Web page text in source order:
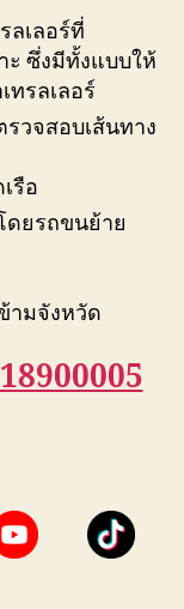
ลเลอร์ที่
ะ ซึ่งมีทั้งแบบให้
ทรลเลอร์
รวจสอบเส้นทาง
รือ
ดยรถขนย้าย
ามจังหวัด